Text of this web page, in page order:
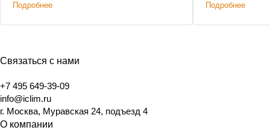
Подробнее Подробнее
Связаться с нами
+7 495 649-39-09
info@iclim.ru
г. Москва, Муравская 24, подъезд 4
О компании